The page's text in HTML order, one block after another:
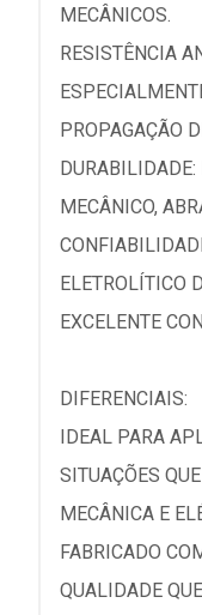
MECÂNICOS.
RESISTÊNCIA
PROPAGAÇÃO
DURABILIDADE:
MECÂNICO,
ELETROLÍTICO
EXCELENTE
DIFERENCIAIS:
IDEAL PARA
SITUAÇÕES
MECÂNICA E
FABRICADO
QUALIDADE